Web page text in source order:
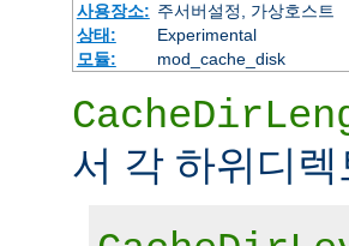
사용장소: 주서버설정, 가상호스트
상태:
Experimental
모듈:
mod_cache_disk
서 각 하위디